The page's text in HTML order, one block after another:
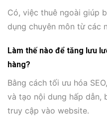
Có, việc thuê ngoài giúp
dụng chuyên môn từ các
Làm thế nào để tăng lưu
hàng?
Bằng cách tối ưu hóa
và tạo nội dung hấp dẫn,
truy cập vào website.